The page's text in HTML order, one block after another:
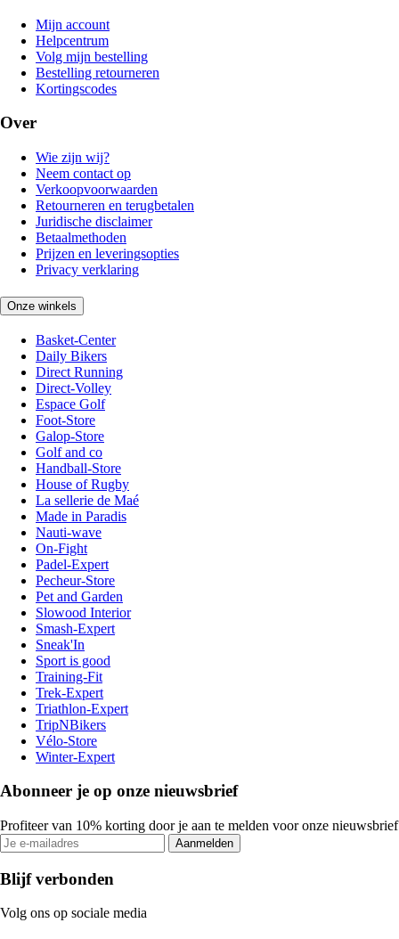
Mijn account
Helpcentrum
Volg mijn bestelling
Bestelling retourneren
Kortingscodes
Over
Wie zijn wij?
Neem contact op
Verkoopvoorwaarden
Retourneren en terugbetalen
Juridische disclaimer
Betaalmethoden
Prijzen en leveringsopties
Privacy verklaring
Onze winkels
Basket-Center
Daily Bikers
Direct Running
Direct-Volley
Espace Golf
Foot-Store
Galop-Store
Golf and co
Handball-Store
House of Rugby
La sellerie de Maé
Made in Paradis
Nauti-wave
On-Fight
Padel-Expert
Pecheur-Store
Pet and Garden
Slowood Interior
Smash-Expert
Sneak'In
Sport is good
Training-Fit
Trek-Expert
Triathlon-Expert
TripNBikers
Vélo-Store
Winter-Expert
Abonneer je op onze nieuwsbrief
Profiteer van 10% korting door je aan te melden voor onze nieuwsbrief
Aanmelden
Blijf verbonden
Volg ons op sociale media